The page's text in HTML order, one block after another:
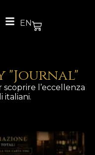
EN
"Journal"
l’eccellenza
italiani.